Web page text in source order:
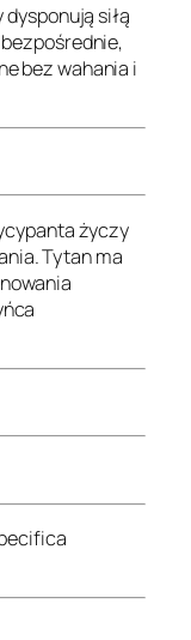
dysponują siłą
bez wahania i
życzy
Tytan ma